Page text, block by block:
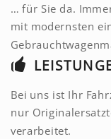
… für Sie da.
mit modernsten
Bei uns ist Ihr
nur
verarbeitet.